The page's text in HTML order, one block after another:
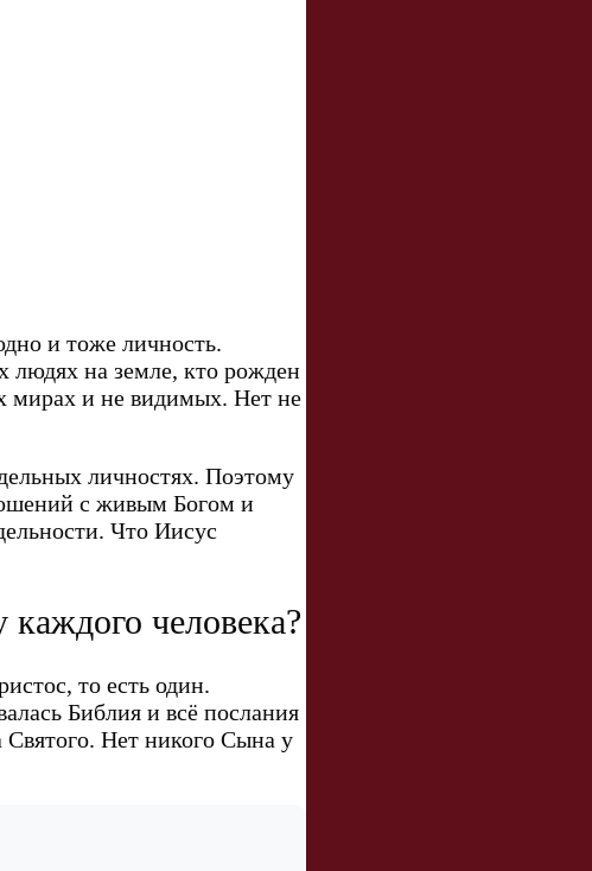
и тоже личность.
людях на земле, кто рожден
мирах и не видимых. Нет не
личностях. Поэтому
с живым Богом и
Что Иисус
человека?
то есть один.
Библия и всё послания
Нет никого Сына у